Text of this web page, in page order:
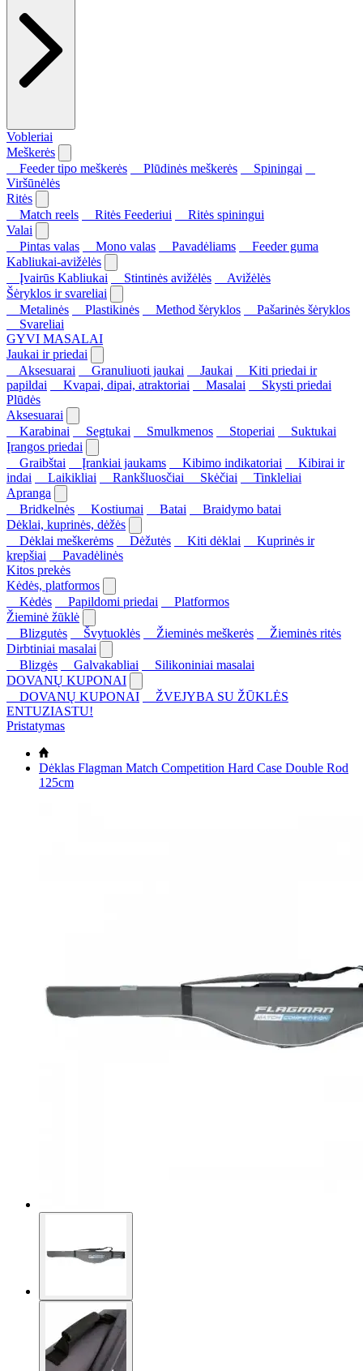
Vobleriai
Meškerės
Feeder tipo meškerės
Plūdinės meškerės
Spiningai
Viršūnėlės
Ritės
Match reels
Ritės Feederiui
Ritės spiningui
Valai
Pintas valas
Mono valas Pavadėliams
Feeder guma
Kabliukai-avižėlės
Įvairūs Kabliukai
Stintinės avižėlės
Avižėlės
Šėryklos ir svareliai
Metalinės
Plastikinės Method šėryklos
Pašarinės šėryklos
Svareliai
GYVI MASALAI
Jaukai ir priedai
Aksesuarai
Granuliuoti jaukai Jaukai
Kiti priedai ir
papildai
Kvapai, dipai, atraktoriai Masalai
Skysti priedai
Plūdės
Aksesuarai
Karabinai
Segtukai Smulkmenos Stoperiai
Suktukai
Įrangos priedai
Graibštai
Įrankiai jaukams Kibimo indikatoriai
Kibirai ir
indai
Laikikliai Rankšluosčiai Skėčiai
Tinkleliai
Apranga
Bridkelnės
Kostiumai Batai
Braidymo batai
Dėklai, kuprinės, dėžės
Dėklai meškerėms
Dėžutės Kiti dėklai
Kuprinės ir
krepšiai
Pavadėlinės
Kitos prekės
Kėdės, platformos
Kėdės
Papildomi priedai
Platformos
Žieminė žūklė
Blizgutės
Švytuoklės Žieminės meškerės
Žieminės ritės
Dirbtiniai masalai
Blizgės
Galvakabliai
Silikoniniai masalai
DOVANŲ KUPONAI
DOVANŲ KUPONAI
ŽVEJYBA SU ŽŪKLĖS
ENTUZIASTU!
Pristatymas
Dėklas Flagman Match Competition Hard Case Double Rod
125cm